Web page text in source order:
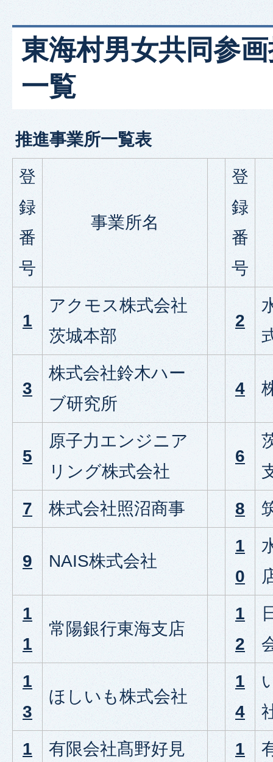
東海村男女共同参
一覧
推進事業所一覧表
登
録
番
号
事業所名
登
録
番
号
1
アクモス株式会社
茨城本部
2
3
株式会社鈴木ハー
ブ研究所
4
5
原子力エンジニア
リング株式会社
6
7
株式会社照沼商事 8
9 NAIS株式会社
1
0
1
1
常陽銀行東海支店
1
2
1
3
ほしいも株式会社
1
4
1
有限会社髙野好見
1